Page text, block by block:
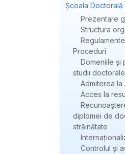
Școala
Prezentare
Structura
Proceduri
Domeniile și
studii
Admiterea
Acces la
diplomei de
străinătate
Controlul și